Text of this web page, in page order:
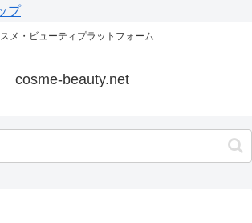
プ
メ・ビューティプラットフォーム
cosme-beauty.net